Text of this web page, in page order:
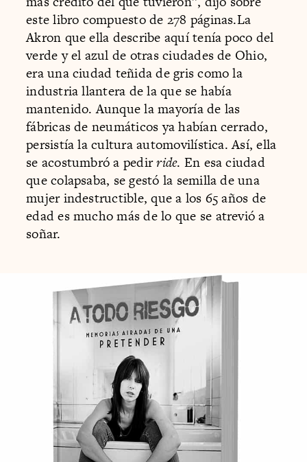
este libro compuesto de 278 páginas.La
Akron que ella describe aquí tenía poco del
verde y el azul de otras ciudades de Ohio,
era una ciudad teñida de gris como la
industria llantera de la que se había
mantenido. Aunque la mayoría de las
fábricas de neumáticos ya habían cerrado,
persistía la cultura automovilística. Así, ella
se acostumbró a pedirride. En esa ciudad
que colapsaba, se gestó la semilla de una
mujer indestructible, que a los 65 años de
edad es mucho más de lo que se atrevió a
soñar.